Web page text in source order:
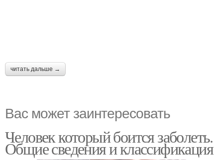
читать дальше →
Вас может заинтересовать
Человек который боится заболеть.
Общие сведения и классификация